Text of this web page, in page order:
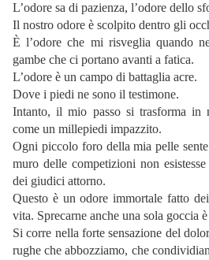
L’odore sa di pazienza, l’odore dello
Il nostro odore è scolpito dentro gli
È l’odore che mi risveglia quando
gambe che ci portano avanti a fatica.
L’odore è un campo di battaglia acre.
Dove i piedi ne sono il testimone.
Intanto, il mio passo si trasforma in
come un millepiedi impazzito.
Ogni piccolo foro della mia pelle
muro delle competizioni non
dei giudici attorno.
Questo è un odore immortale fatto
vita. Sprecarne anche una sola goccia
Si corre nella forte sensazione del
rughe che abbozziamo, che